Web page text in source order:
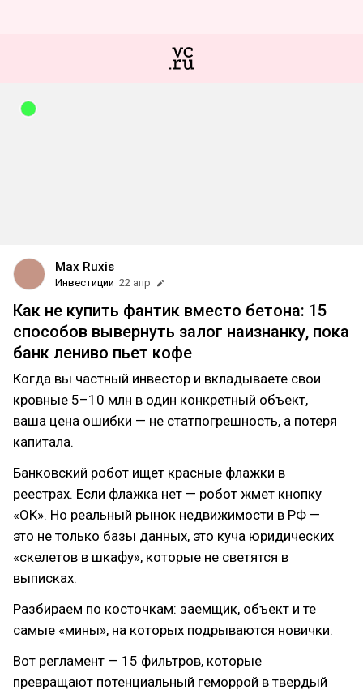
Max Ruxis
Инвестиции 22 апр
Как не купить фантик вместо бетона: 15
способов вывернуть залог наизнанку, пока
банк лениво пьет кофе
Когда вы частный инвестор и вкладываете свои
кровные 5–10 млн в один конкретный объект,
ваша цена ошибки — не статпогрешность, а потеря
капитала.
Банковский робот ищет красные флажки в
реестрах. Если флажка нет — робот жмет кнопку
«ОК». Но реальный рынок недвижимости в РФ —
это не только базы данных, это куча юридических
«скелетов в шкафу», которые не светятся в
выписках.
Разбираем по косточкам: заемщик, объект и те
самые «мины», на которых подрываются новички.
Вот регламент — 15 фильтров, которые
превращают потенциальный геморрой в твердый